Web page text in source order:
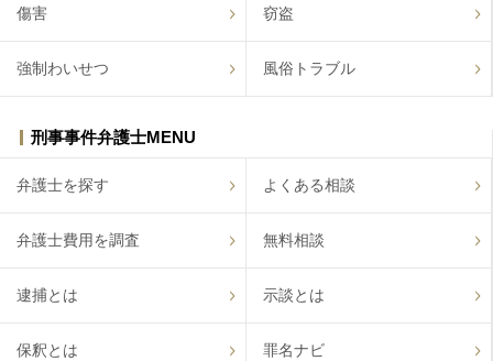
傷害 窃盗
強制わいせつ 風俗トラブル
刑事事件弁護士MENU
弁護士を探す よくある相談
弁護士費用を調査 無料相談
逮捕とは 示談とは
保釈とは 罪名ナビ